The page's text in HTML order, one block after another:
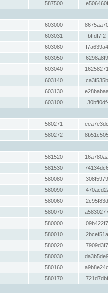
587500
603000
603031
603080
603050
603040
603140
603130
603100
580271
580272
581520
581530
580080
580090
580060
580070
580000
580010
580020
580030
580160
580170